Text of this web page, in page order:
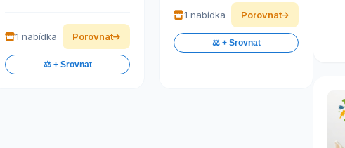
1 nabídka Porovnat
⚖️ + Srovnat
1 nabídka Porovnat
⚖️ + Srovnat